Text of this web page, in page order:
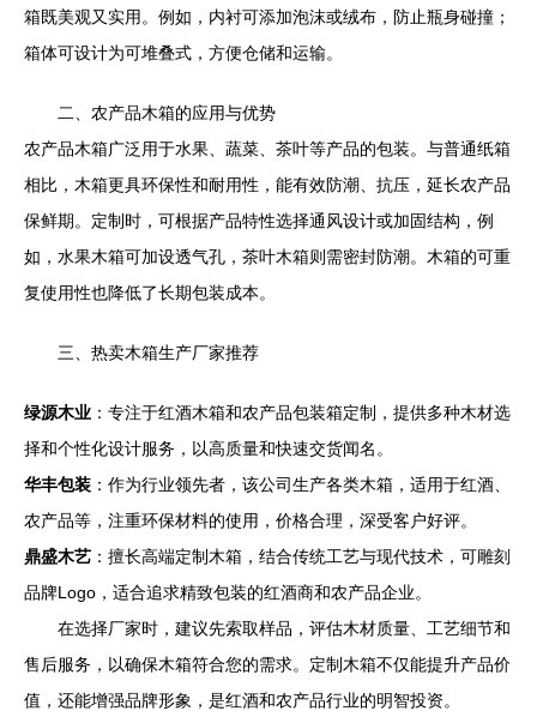
箱既美观又实用。例如，内衬可添加泡沫或绒布，防止瓶身碰撞；
箱体可设计为可堆叠式，方便仓储和运输。
二、农产品木箱的应用与优势
农产品木箱广泛用于水果、蔬菜、茶叶等产品的包装。与普通纸箱
相比，木箱更具环保性和耐用性，能有效防潮、抗压，延长农产品
保鲜期。定制时，可根据产品特性选择通风设计或加固结构，例
如，水果木箱可加设透气孔，茶叶木箱则需密封防潮。木箱的可重
复使用性也降低了长期包装成本。
三、热卖木箱生产厂家推荐
绿源木业 ：专注于红酒木箱和农产品包装箱定制，提供多种木材选
择和个性化设计服务，以高质量和快速交货闻名。
华丰包装 ：作为行业领先者，该公司生产各类木箱，适用于红酒、
农产品等，注重环保材料的使用，价格合理，深受客户好评。
鼎盛木艺 ：擅长高端定制木箱，结合传统工艺与现代技术，可雕刻
品牌Logo，适合追求精致包装的红酒商和农产品企业。
在选择厂家时，建议先索取样品，评估木材质量、工艺细节和
售后服务，以确保木箱符合您的需求。定制木箱不仅能提升产品价
值，还能增强品牌形象，是红酒和农产品行业的明智投资。